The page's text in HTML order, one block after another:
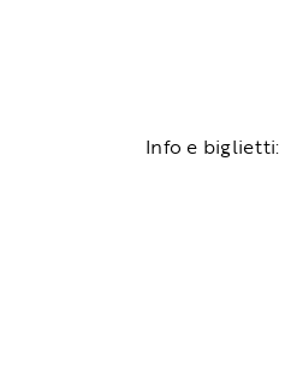
Info e biglietti: